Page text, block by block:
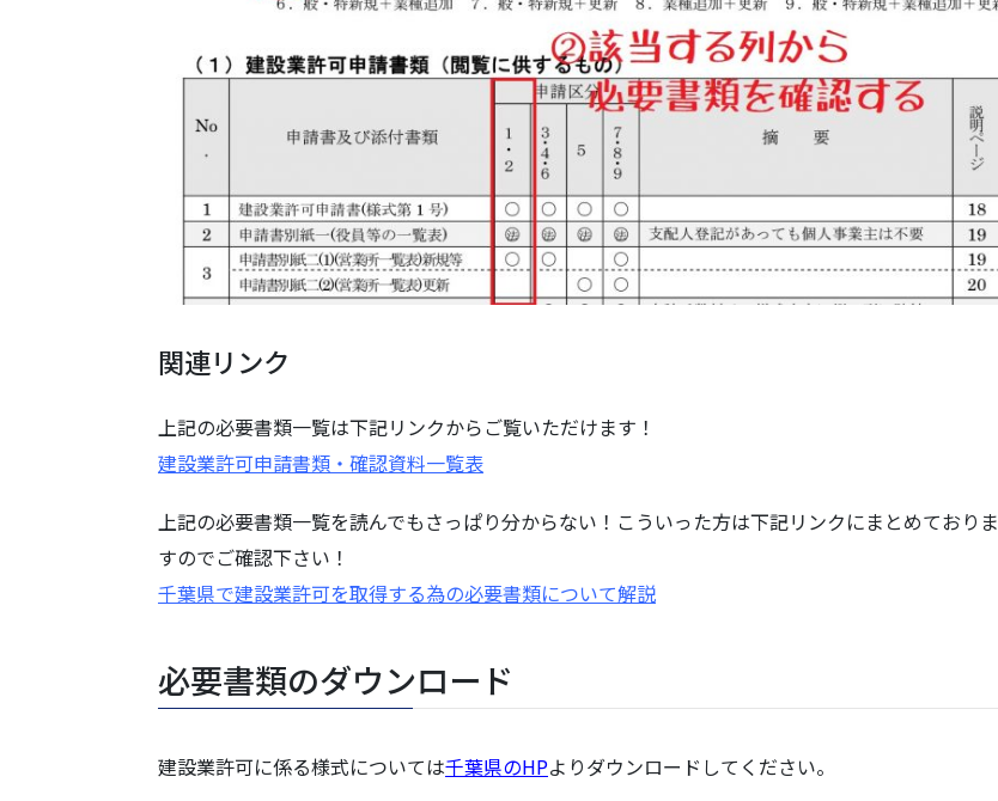
関連リンク
上記の必要書類一覧は下記リンクからご覧いただけます！
建設業許可申請書類・確認資料一覧表
上記の必要書類一覧を読んでもさっぱり分からない！こういった方は下記リンクにまとめておりま
すのでご確認下さい！
千葉県で建設業許可を取得する為の必要書類について解説
必要書類のダウンロード
建設業許可に係る様式については千葉県のHPよりダウンロードしてください。